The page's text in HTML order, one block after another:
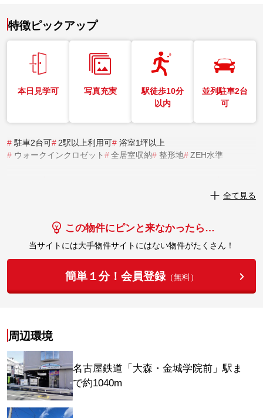
特徴ピックアップ
本日見学可 写真充実
駅徒歩10分
以内
並列駐車2台
可
# 駐車2台可# 2駅以上利用可# 浴室1坪以上
# ウォークインクロゼット# 全居室収納# 整形地# ZEH水準
全て見る
この物件にピンと来なかったら…
当サイトには大手物件サイトにはない物件がたくさん！
簡単１分！会員登録（無料）
周辺環境
名古屋鉄道「大森・金城学院前」駅ま
で約1040m